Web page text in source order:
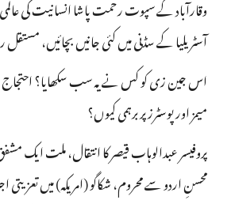
وقارآباد کے سپوت رحمت پاشا انسانیت کی
آسٹریلیا کے سڈنی میں کئی جانیں بچائیں،
اس جین زی کو کس نے یہ سب سکھایا؟
میمز اور پوسٹرز پر برہمی کیوں؟
پروفیسر عبدالوہاب قیصر کا انتقال، ملت ایک
محسنِ اردو سے محروم، شکاگو (امریکہ) میں